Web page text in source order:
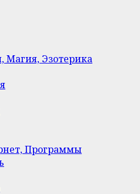
Магия, Эзотерика
Программы